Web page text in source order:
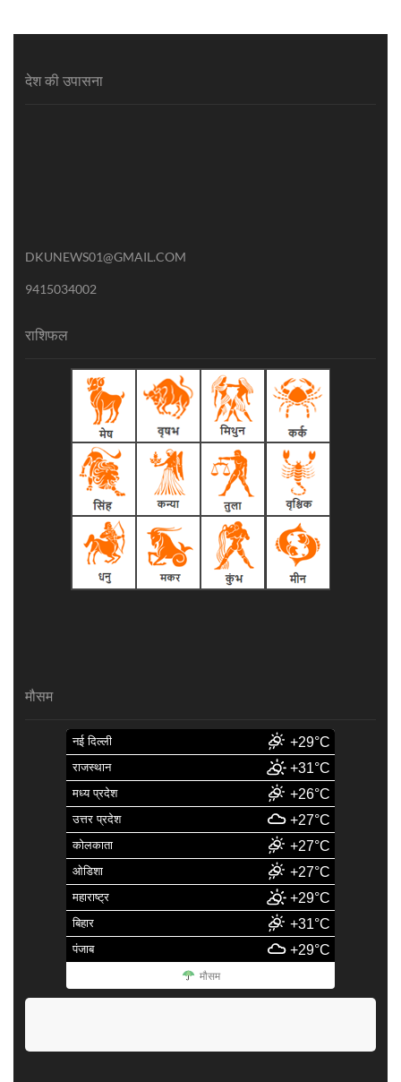
देश की उपासना
DKUNEWS01@GMAIL.COM
9415034002
राशिफल
मौसम
नई दिल्ली +29°C
राजस्थान +31°C
मध्य प्रदेश +26°C
उत्तर प्रदेश +27°C
कोलकाता +27°C
ओडिशा +27°C
महाराष्ट्र +29°C
बिहार +31°C
पंजाब +29°C
मौसम